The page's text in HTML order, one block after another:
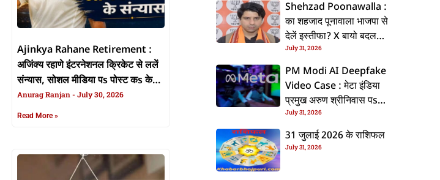
Ajinkya Rahane Retirement :
अजिंक्य रहाणे इंटरनेशनल क्रिकेट से ललें
संन्यास, सोशल मीडिया पs पोस्ट कs के
कइलें एलान
Anurag Ranjan July 30, 2026
Read More »
Shehzad Poonawalla :
का शहजाद पूनावाला भाजपा से
देलें इस्तीफा? X बायो बदलला
के बाद बढ़ल चरचा, जानीं पूरा
ममिला
July 31, 2026
PM Modi AI Deepfake
Video Case : मेटा इंडिया
प्रमुख अरुण श्रीनिवास पs
एफआईआर, जानीं पूरा ममिला
July 31, 2026
31 जुलाई 2026 के राशिफल
July 31, 2026